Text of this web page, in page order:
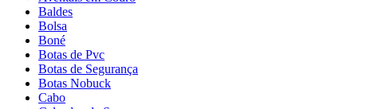
Baldes
Bolsa
Boné
Botas de Pvc
Botas de Segurança
Botas Nobuck
Cabo